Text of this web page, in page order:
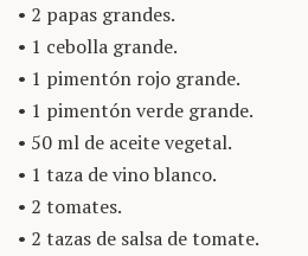
• 2 papas grandes.
• 1 cebolla grande.
• 1 pimentón rojo grande.
• 1 pimentón verde grande.
• 50 ml de aceite vegetal.
• 1 taza de vino blanco.
• 2 tomates.
• 2 tazas de salsa de tomate.